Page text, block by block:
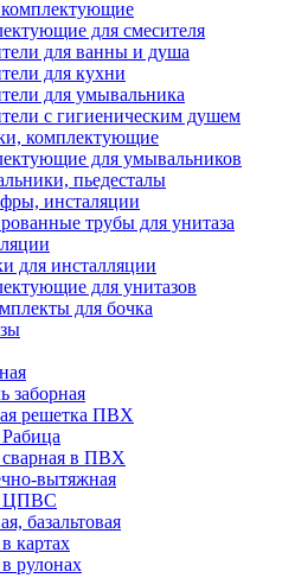
для смесителя
для ванны и душа
для кухни
для умывальника
с гигиеническим душем
комплектующие
для умывальников
пьедесталы
инсталяции
трубы для унитаза
для инсталляции
для унитазов
для бочка
заборная
решетка ПВХ
сварная в ПВХ
вытяжная
ЦПВС
базальтовая
картах
рулонах